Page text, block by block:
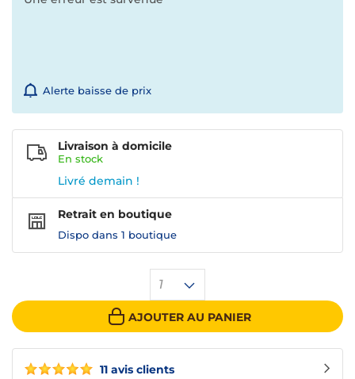
11 avis clients
Alerte baisse de prix
1
AJOUTER AU PANIER
Livraison à domicile
En stock
Livré demain !
Retrait en boutique
Dispo dans 1 boutique